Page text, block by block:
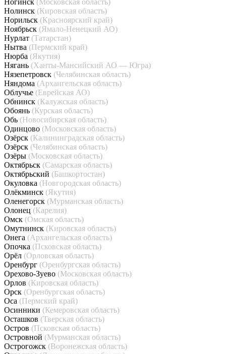
Ногинск (Московская область)
Нолинск (Кировская область)
Норильск (Красноярский край)
Ноябрьск (Ямало-Ненецкий АО)
Нурлат (Татарстан)
Нытва (Пермский край)
Нюрба (Якутия)
Нягань (Ханты-Мансийский АО — Югра)
Нязепетровск (Челябинская область)
Няндома (Архангельская область)
Облучье (Еврейская АО)
Обнинск (Калужская область)
Обоянь (Курская область)
Обь (Новосибирская область)
Одинцово (Московская область)
Озёрск (Калининградская область)
Озёрск (Челябинская область)
Озёры (Московская область)
Октябрьск (Самарская область)
Октябрьский (Башкортостан)
Окуловка (Новгородская область)
Олёкминск (Якутия)
Оленегорск (Мурманская область)
Олонец (Карелия)
Омск (Омская область)
Омутнинск (Кировская область)
Онега (Архангельская область)
Опочка (Псковская область)
Орёл (Орловская область)
Оренбург (Оренбургская область)
Орехово-Зуево (Московская область)
Орлов (Кировская область)
Орск (Оренбургская область)
Оса (Пермский край)
Осинники (Кемеровская область)
Осташков (Тверская область)
Остров (Псковская область)
Островной (Мурманская область)
Острогожск (Воронежская область)